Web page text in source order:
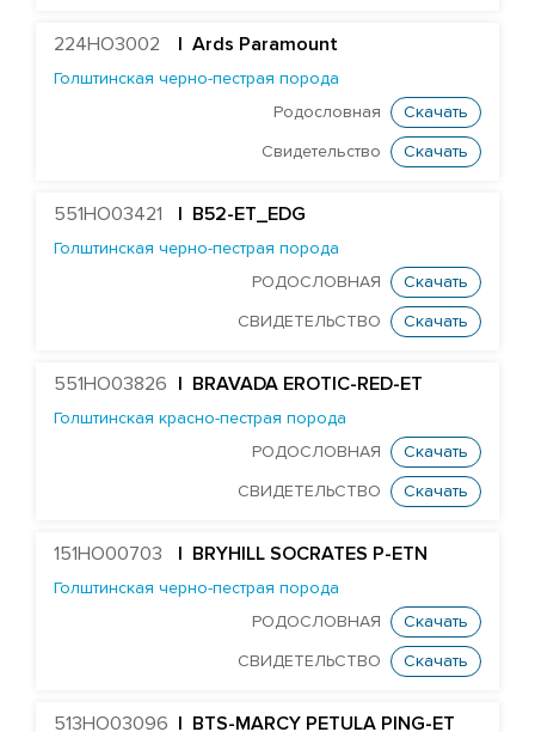
Inspired Billion
Huijben DG Buick
Peak Mr Grey
Mr Dds Mt Hondo 54778-ET
Farnear Mega-Man 119-ET
224HO3002 Ards Paramount
Голштинская черно-пестрая порода
Родословная
Скачать
Свидетельство Скачать
551HO03421 | B52-ET_EDG
Голштинская черно-пестрая порода
РОДОСЛОВНАЯ
Скачать
СВИДЕТЕЛЬСТВО Скачать
551HO03826 | BRAVADA EROTIC-RED-ET
Голштинская красно-пестрая порода
РОДОСЛОВНАЯ
Скачать
СВИДЕТЕЛЬСТВО Скачать
151HO00703 | BRYHILL SOCRATES P-ETN
Голштинская черно-пестрая порода
РОДОСЛОВНАЯ
Скачать
СВИДЕТЕЛЬСТВО Скачать
513HO03096 | BTS-MARCY PETULA PING-ET